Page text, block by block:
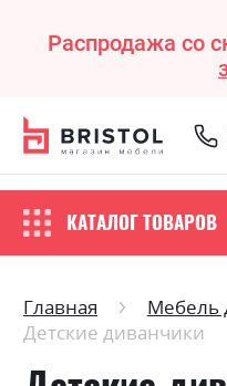
Распродажа со
КАТАЛОГ ТОВАРОВ
Главная
Мебель
Детские диванчики